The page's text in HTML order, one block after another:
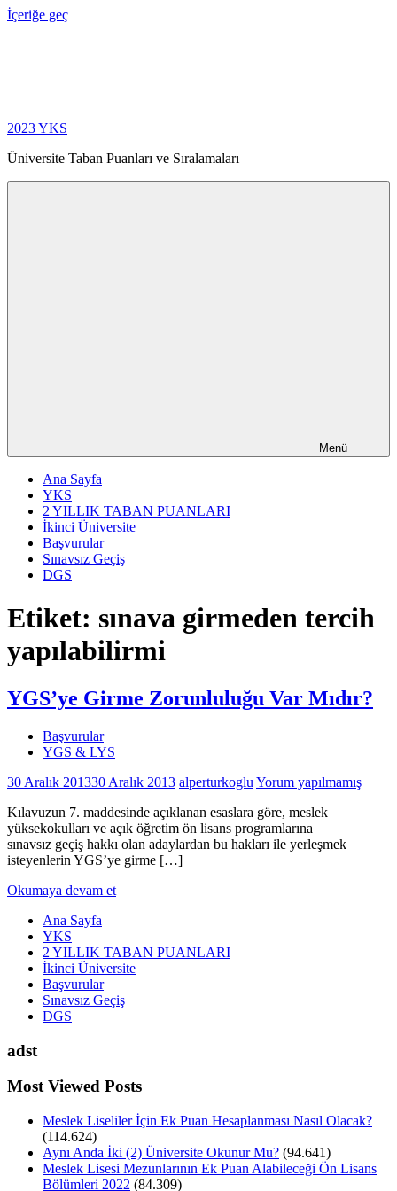
İçeriğe geç
2023 YKS
Üniversite Taban Puanları ve Sıralamaları
Menü
Ana Sayfa
YKS
2 YILLIK TABAN PUANLARI
İkinci Üniversite
Başvurular
Sınavsız Geçiş
DGS
Etiket: sınava girmeden tercih
yapılabilirmi
YGS’ye Girme Zorunluluğu Var Mıdır?
Başvurular
YGS & LYS
30 Aralık 201330 Aralık 2013 alperturkoglu Yorum yapılmamış
Kılavuzun 7. maddesinde açıklanan esaslara göre, meslek
yüksekokulları ve açık öğretim ön lisans programlarına
sınavsız geçiş hakkı olan adaylardan bu hakları ile yerleşmek
isteyenlerin YGS’ye girme […]
Okumaya devam et
Ana Sayfa
YKS
2 YILLIK TABAN PUANLARI
İkinci Üniversite
Başvurular
Sınavsız Geçiş
DGS
adst
Most Viewed Posts
Meslek Liseliler İçin Ek Puan Hesaplanması Nasıl Olacak?
(114.624)
Aynı Anda İki (2) Üniversite Okunur Mu? (94.641)
Meslek Lisesi Mezunlarının Ek Puan Alabileceği Ön Lisans
Bölümleri 2022 (84.309)